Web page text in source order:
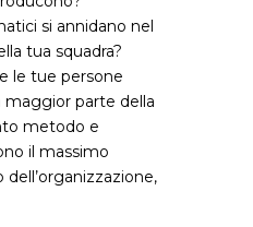
si annidano nel
tua squadra?
le tue persone
maggior parte della
metodo e
il massimo